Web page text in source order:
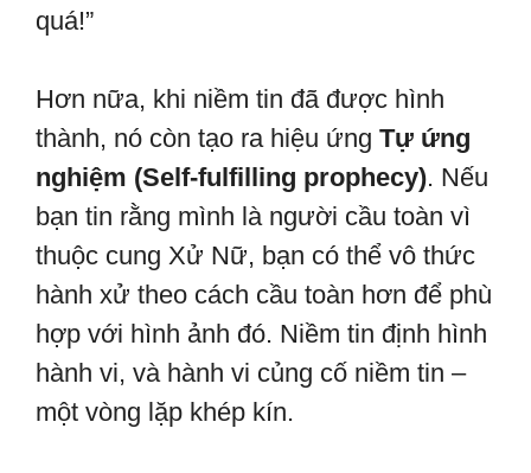
quá!”
Hơn nữa, khi niềm tin đã được hình
thành, nó còn tạo ra hiệu ứng Tự ứng
nghiệm (Self-fulfilling prophecy). Nếu
bạn tin rằng mình là người cầu toàn vì
thuộc cung Xử Nữ, bạn có thể vô thức
hành xử theo cách cầu toàn hơn để phù
hợp với hình ảnh đó. Niềm tin định hình
hành vi, và hành vi củng cố niềm tin –
một vòng lặp khép kín.